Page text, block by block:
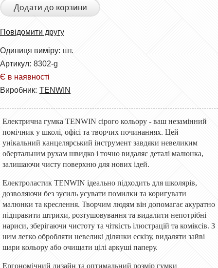
Додати до корзини
Повідомити другу
Одиниця виміру: шт.
Артикул: 8302-g
Є в наявності
Виробник: TENWIN
Електрична гумка TENWIN сірого кольору - ваш незамінний
помічник у школі, офісі та творчих починаннях. Цей
унікальний канцелярський інструмент завдяки невеликим
обертальним рухам швидко і точно видаляє деталі малюнка,
залишаючи чисту поверхню для нових ідей.
Електроластик TENWIN ідеально підходить для школярів,
дозволяючи без зусиль усувати помилки та коригувати
малюнки та креслення. Творчим людям він допомагає акуратно
підправити штрихи, розтушовування та видалити непотрібні
нариси, зберігаючи чистоту та чіткість ілюстрацій та коміксів. З
ним легко обробляти невеликі ділянки ескізу, видаляти зайві
шари кольору або очищати цілі аркуші паперу.
Ергономічний дизайн та оптимальний розмір гумки